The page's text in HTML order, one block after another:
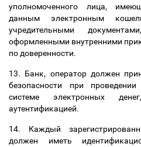
уполномоченного лица,
данным электронным
учредительными
оформленными внутренними
по доверенности.
13. Банк, оператор должен
безопасности при
системе электронных
аутентификацией.
14. Каждый
должен иметь